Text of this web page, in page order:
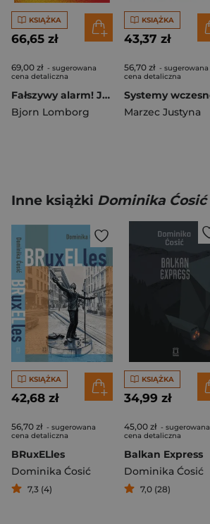
KSIĄŻKA
66,65 zł
69,00 zł - sugerowana
cena detaliczna
Fałszywy alarm! Jak panika związana ze zmianami klimatu kosztuje nas biliony, krzywdzi biednych i nie ratuje planety
Bjorn Lomborg
KSIĄŻKA
43,37 zł
56,70 zł - sugerowana
cena detaliczna
Marzec Justyna
Inne książki Dominika Ćosić
KSIĄŻKA
42,68 zł
56,70 zł - sugerowana
cena detaliczna
BRuxELles
Dominika Ćosić
7,3 (4)
KSIĄŻKA
34,99 zł
45,00 zł - sugerowana
cena detaliczna
Balkan Express
Dominika Ćosić
7,0 (28)